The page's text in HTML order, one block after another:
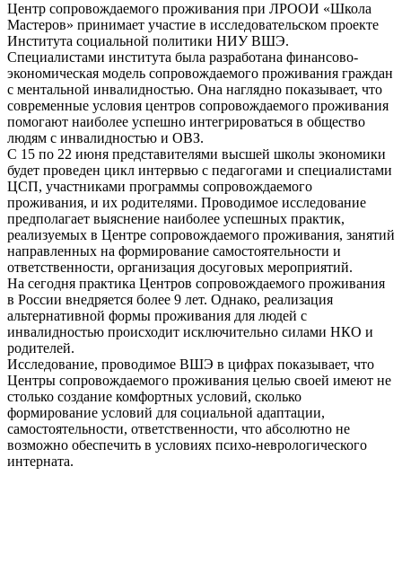
Центр сопровождаемого проживания при ЛРООИ «Школа
Мастеров» принимает участие в исследовательском проекте
Института социальной политики НИУ ВШЭ.
Специалистами института была разработана финансово-
экономическая модель сопровождаемого проживания граждан
с ментальной инвалидностью. Она наглядно показывает, что
современные условия центров сопровождаемого проживания
помогают наиболее успешно интегрироваться в общество
людям с инвалидностью и ОВЗ.
С 15 по 22 июня представителями высшей школы экономики
будет проведен цикл интервью с педагогами и специалистами
ЦСП, участниками программы сопровождаемого
проживания, и их родителями. Проводимое исследование
предполагает выяснение наиболее успешных практик,
реализуемых в Центре сопровождаемого проживания, занятий
направленных на формирование самостоятельности и
ответственности, организация досуговых мероприятий.
На сегодня практика Центров сопровождаемого проживания
в России внедряется более 9 лет. Однако, реализация
альтернативной формы проживания для людей с
инвалидностью происходит исключительно силами НКО и
родителей.
Исследование, проводимое ВШЭ в цифрах показывает, что
Центры сопровождаемого проживания целью своей имеют не
столько создание комфортных условий, сколько
формирование условий для социальной адаптации,
самостоятельности, ответственности, что абсолютно не
возможно обеспечить в условиях психо-неврологического
интерната.